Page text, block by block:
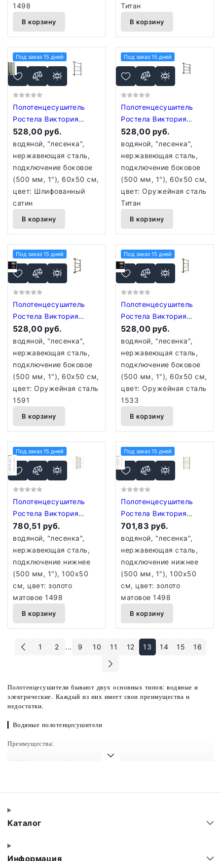
1498
В корзину
Титан
В корзину
Под заказ 15 дней
Полотенцесушитель
Ростела Виктория
боковое подключение
1" 4 перекладины 60
см Шлифованный сатин
528,00 руб.
водяной, "лесенка",
нержавеющая сталь,
подключение боковое
(500 мм, 1"), 60x50 см,
цвет: Шлифованный
сатин
В корзину
Под заказ 15 дней
Полотенцесушитель
Ростела Виктория
боковое подключение
1" 4 перекладины 60
см Оружейная сталь
Титан
528,00 руб.
водяной, "лесенка",
нержавеющая сталь,
подключение боковое
(500 мм, 1"), 60x50 см,
цвет: Оружейная сталь
Титан
В корзину
Под заказ 15 дней
Полотенцесушитель
Ростела Виктория
боковое подключение
1" 4 перекладины 60
см Оружейная сталь
1591
528,00 руб.
водяной, "лесенка",
нержавеющая сталь,
подключение боковое
(500 мм, 1"), 60x50 см,
цвет: Оружейная сталь
1591
В корзину
Под заказ 15 дней
Полотенцесушитель
Ростела Виктория
боковое подключение
1" 4 перекладины 60
см Оружейная сталь
1533
528,00 руб.
водяной, "лесенка",
нержавеющая сталь,
подключение боковое
(500 мм, 1"), 60x50 см,
цвет: Оружейная сталь
1533
В корзину
Под заказ 15 дней
Полотенцесушитель
Ростела Виктория
(нижн,подв, 1" резьба)
500 x 1200 / 11 Ral
Золото матовое 1498
780,51 руб.
водяной, "лесенка",
нержавеющая сталь,
подключение нижнее
(500 мм, 1"), 100x50
см, цвет: золото
матовое 1498
В корзину
Под заказ 15 дней
Полотенцесушитель
Ростела Виктория
(нижн,подв, 1" резьба)
500 x 1000 / 9 Ral
Золото матовое 1498
701,83 руб.
водяной, "лесенка",
нержавеющая сталь,
подключение нижнее
(500 мм, 1"), 100x50
см, цвет: золото
матовое 1498
В корзину
1 2 ... 9 10 11 12 13 14 15 16
Полотенцесушители бывают двух основных типов: водяные и
электрические. Каждый из них имеет свои преимущества и
недостатки.
▎Водяные полотенцесушители
Преимущества:
1. Эффективность: Они используют горячую воду из системы
2. Экономия: Не требуют дополнительных затрат на
3. Долговечность: Обычно имеют долгий срок службы при
правильной эксплуатации.
Недостатки:
Каталог
Информация